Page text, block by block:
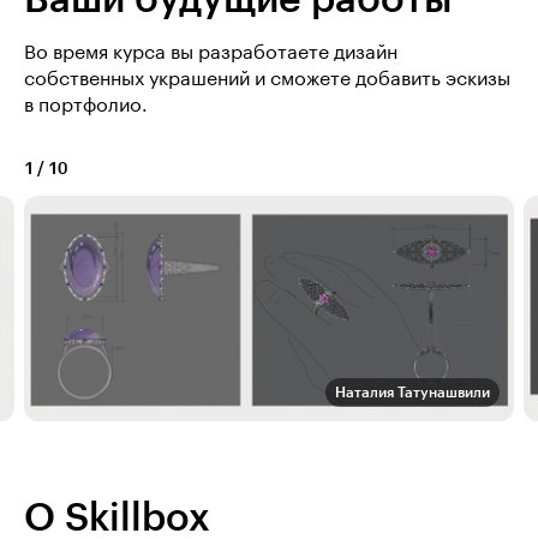
Во время курса вы разработаете дизайн
собственных украшений и сможете добавить эскизы
в портфолио.
1 / 10
Наталия Татунашвили
О Skillbox